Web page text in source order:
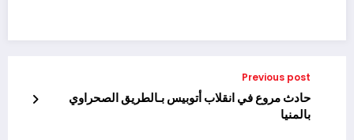
Previous post
حادث مروع في انقلاب أتوبيس بـالطريق الصحراوي
بالمنيا